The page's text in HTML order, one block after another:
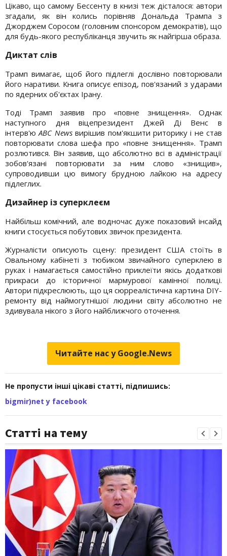
Цікаво, що самому Бессенту в книзі теж дісталося: автори
згадали, як він колись порівняв Дональда Трампа з
Джорджем Соросом (головним спонсором демократів), що
для будь-якого республіканця звучить як найгірша образа.
Диктат слів
Трамп вимагає, щоб його підлеглі дослівно повторювали
його наративи. Книга описує епізод, пов'язаний з ударами
по ядерних об'єктах Ірану.
Тоді Трамп заявив про «повне знищення». Однак
наступного дня віцепрезидент Джей Ді Венс в
інтерв'юABC Newsвирішив пом'якшити риторику і не став
повторювати слова шефа про «повне знищення». Трамп
розлютився. Він заявив, що абсолютно всі в адміністрації
зобов'язані повторювати за ним слово «знищив»,
супроводивши цю вимогу брудною лайкою на адресу
підлеглих.
Дизайнер із суперклеєм
Найбільш комічний, але водночас дуже показовий інсайд
книги стосується побутових звичок президента.
Журналісти описують сцену: президент США стоїть в
Овальному кабінеті з тюбиком звичайного суперклею в
руках і намагається самостійно приклеїти якісь додаткові
прикраси до історичної мармурової камінної полиці.
Автори підкреслюють, що ця сюрреалістична картина DIY-
ремонту від наймогутнішої людини світу абсолютно не
здивувала нікого з його найближчого оточення.
Читайте нас у Google.News
Не пропусти інші цікаві статті, підпишись:
bigmir)net у facebook
Статті на тему